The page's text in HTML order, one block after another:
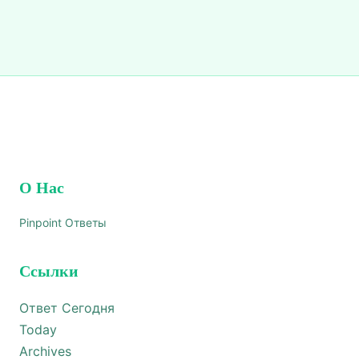
О Нас
Pinpoint Ответы
Ссылки
Ответ Сегодня
Today
Archives